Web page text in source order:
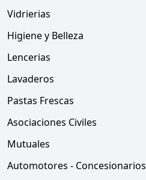
Vidrierias
Higiene y Belleza
Lencerias
Lavaderos
Pastas Frescas
Asociaciones Civiles
Mutuales
Automotores - Concesionarios